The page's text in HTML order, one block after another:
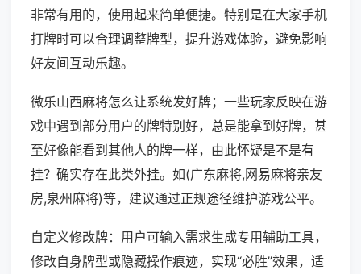
非常有用的，使用起来简单便捷。特别是在大家手机
打牌时可以合理调整牌型，提升游戏体验，避免影响
好友间互动乐趣。
微乐山西麻将怎么让系统发好牌；一些玩家反映在游
戏中遇到部分用户的牌特别好，总是能拿到好牌，甚
至好像能看到其他人的牌一样，由此怀疑是不是有
挂？确实存在此类外挂。如(广东麻将,网易麻将亲友
房,泉州麻将)等，建议通过正规途径维护游戏公平。
自定义修改牌：用户可输入需求生成专用辅助工具，
修改自身牌型或隐藏操作痕迹，实现“必胜”效果，适